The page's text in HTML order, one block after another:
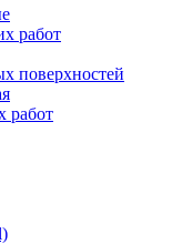
работ
поверхностей
работ